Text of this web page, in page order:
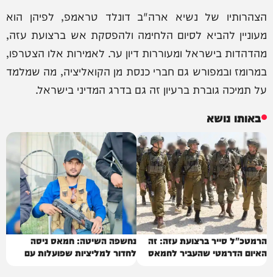
הצהרותיו של נשיא ארה"ב דונלד טראמפ, לפיהן הוא
מעוניין להביא לסיום הלחימה ולהפסקת אש ברצועת עזה,
מהדהדות בישראל ומעוררות דיון ער. לאמירות אלו הצטרפו,
במרומז ובמפורש גם חברי כנסת מן הקואליציה, מה שמלמד
על תמיכה גוברת ברעיון זה גם בדרג המדיני בישראל.
באותו נושא
הרמטכ"ל סייר ברצועת עזה: זה
האיום הדרמטי שהעביר לחמאס
נחשפה השיטה: חמאס ניסה
לחדור למליציות שפועלות עם